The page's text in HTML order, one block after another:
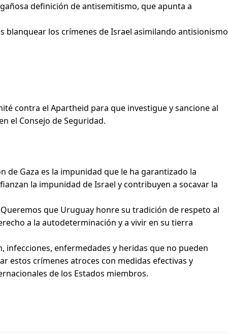
definición de antisemitismo, que apunta a
blanquear los crímenes de Israel asimilando antisionismo
contra el Apartheid para que investigue y sancione al
el Consejo de Seguridad.
Gaza es la impunidad que le ha garantizado la
la impunidad de Israel y contribuyen a socavar la
que Uruguay honre su tradición de respeto al
a la autodeterminación y a vivir en su tierra
enfermedades y heridas que no pueden
estos crímenes atroces con medidas efectivas y
de los Estados miembros.